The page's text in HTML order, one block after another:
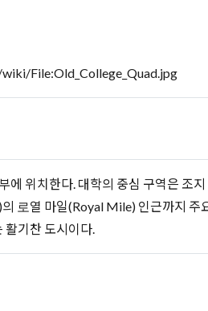
File:Old_College_Quad.jpg
에 위치한다. 대학의 중심 구역은 조
로열 마일(Royal Mile) 인근까지 주
활기찬 도시이다.